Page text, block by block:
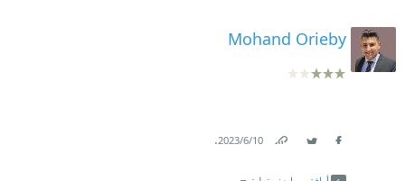
Mohand Orieby
10‏/6‏/2023
.